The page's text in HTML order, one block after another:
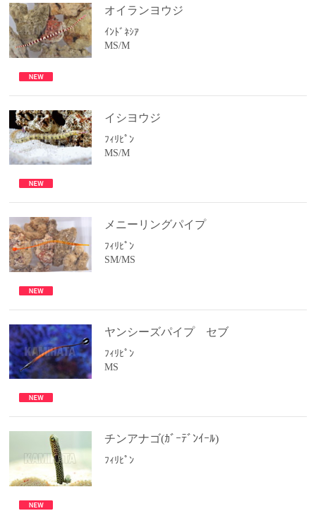
オイランヨウジ
ｲﾝﾄﾞﾈｼｱ
MS/M
イシヨウジ
ﾌｨﾘﾋﾟﾝ
MS/M
メニーリングパイプ
ﾌｨﾘﾋﾟﾝ
SM/MS
ヤンシーズパイプ セブ
ﾌｨﾘﾋﾟﾝ
MS
チンアナゴ(ｶﾞｰﾃﾞﾝｲｰﾙ)
ﾌｨﾘﾋﾟﾝ